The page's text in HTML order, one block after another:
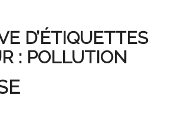
D’ÉTIQUETTES
: POLLUTION